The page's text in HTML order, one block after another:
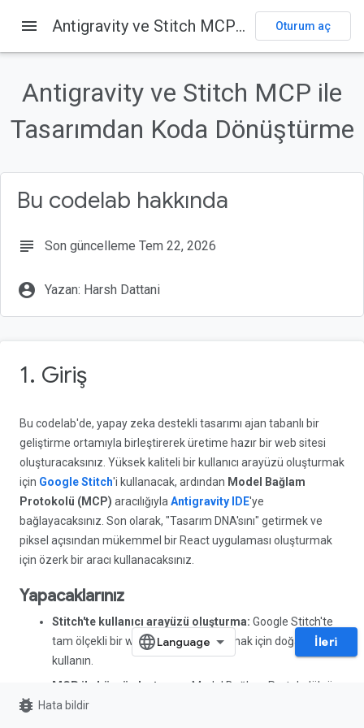
1. Giriş
Yapacaklarınız
Neler öğreneceksiniz?
Gerekenler
menu Antigravity ve Stitch MCP ile Tasarımdan Koda Dönüştürme Oturum aç
Antigravity ve Stitch MCP ile
Tasarımdan Koda Dönüştürme
Bu codelab hakkında
subject Son güncelleme Tem 22, 2026
account_circle Yazan: Harsh Dattani
1. Giriş
Bu codelab'de, yapay zeka destekli tasarımı ajan tabanlı bir
geliştirme ortamıyla birleştirerek üretime hazır bir web sitesi
oluşturacaksınız. Yüksek kaliteli bir kullanıcı arayüzü oluşturmak
için Google Stitch'i kullanacak, ardından Model Bağlam
Protokolü (MCP) aracılığıyla Antigravity IDE'ye
bağlayacaksınız. Son olarak, "Tasarım DNA'sını" getirmek ve
piksel açısından mükemmel bir React uygulaması oluşturmak
için özerk bir aracı kullanacaksınız.
Yapacaklarınız
Stitch'te kullanıcı arayüzü oluşturma: Google Stitch'te
tam ölçekli bir web tasarımı oluşturmak için doğal dil
kullanın.
MCP ile köprü oluşturma:
Model Bağlam Protokolü'nü
kullanarak Antigravity'yi Stitch projenize bağlayın.
İleri
bug_report Hata bildir